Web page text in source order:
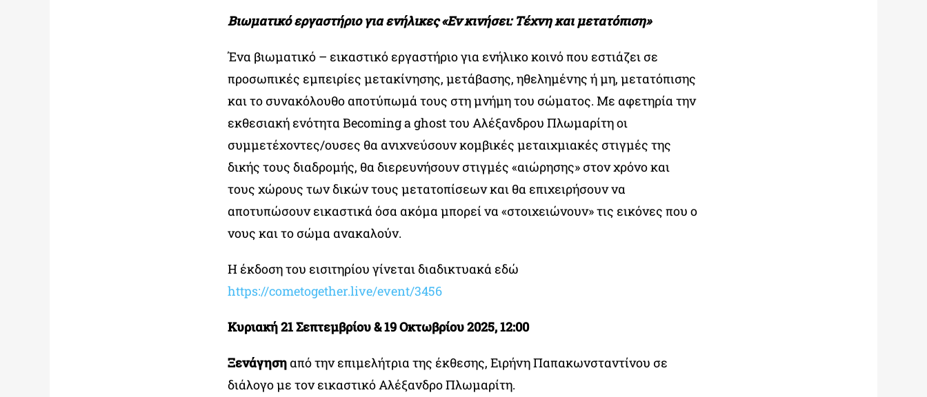
Βιωματικό εργαστήριο για ενήλικες «Εν κινήσει: Τέχνη και μετατόπιση»
Ένα βιωματικό – εικαστικό εργαστήριο για ενήλικο κοινό που εστιάζει σε
προσωπικές εμπειρίες μετακίνησης, μετάβασης, ηθελημένης ή μη, μετατόπισης
και το συνακόλουθο αποτύπωμά τους στη μνήμη του σώματος. Με αφετηρία την
εκθεσιακή ενότητα Becoming a ghost του Αλέξανδρου Πλωμαρίτη οι
συμμετέχοντες/ουσες θα ανιχνεύσουν κομβικές μεταιχμιακές στιγμές της
δικής τους διαδρομής, θα διερευνήσουν στιγμές «αιώρησης» στον χρόνο και
τους χώρους των δικών τους μετατοπίσεων και θα επιχειρήσουν να
αποτυπώσουν εικαστικά όσα ακόμα μπορεί να «στοιχειώνουν» τις εικόνες που ο
νους και το σώμα ανακαλούν.
Η έκδοση του εισιτηρίου γίνεται διαδικτυακά εδώ
https://cometogether.live/event/3456
Κυριακή 21 Σεπτεμβρίου & 19 Οκτωβρίου 2025, 12:00
Ξενάγηση από την επιμελήτρια της έκθεσης, Ειρήνη Παπακωνσταντίνου σε
διάλογο με τον εικαστικό Αλέξανδρο Πλωμαρίτη.